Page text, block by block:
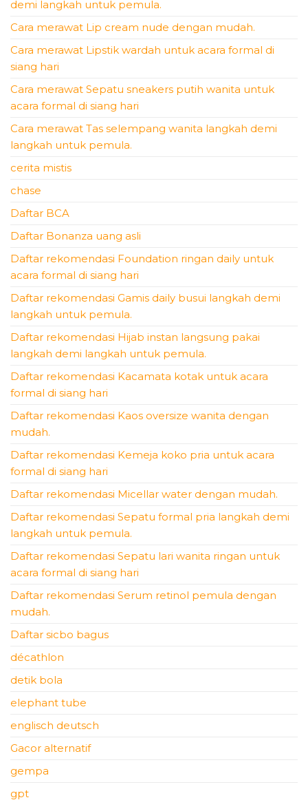
demi langkah untuk pemula.
Cara merawat Lip cream nude dengan mudah.
Cara merawat Lipstik wardah untuk acara formal di
siang hari
Cara merawat Sepatu sneakers putih wanita untuk
acara formal di siang hari
Cara merawat Tas selempang wanita langkah demi
langkah untuk pemula.
cerita mistis
chase
Daftar BCA
Daftar Bonanza uang asli
Daftar rekomendasi Foundation ringan daily untuk
acara formal di siang hari
Daftar rekomendasi Gamis daily busui langkah demi
langkah untuk pemula.
Daftar rekomendasi Hijab instan langsung pakai
langkah demi langkah untuk pemula.
Daftar rekomendasi Kacamata kotak untuk acara
formal di siang hari
Daftar rekomendasi Kaos oversize wanita dengan
mudah.
Daftar rekomendasi Kemeja koko pria untuk acara
formal di siang hari
Daftar rekomendasi Micellar water dengan mudah.
Daftar rekomendasi Sepatu formal pria langkah demi
langkah untuk pemula.
Daftar rekomendasi Sepatu lari wanita ringan untuk
acara formal di siang hari
Daftar rekomendasi Serum retinol pemula dengan
mudah.
Daftar sicbo bagus
décathlon
detik bola
elephant tube
englisch deutsch
Gacor alternatif
gempa
gpt